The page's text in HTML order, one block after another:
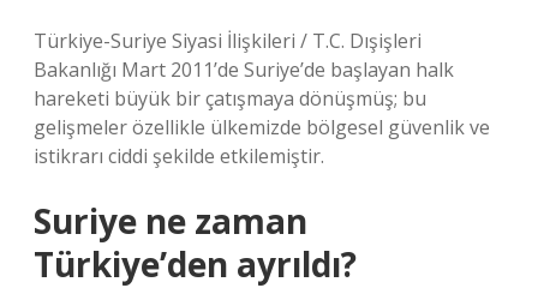
Türkiye-Suriye Siyasi İlişkileri / T.C. Dışişleri
Bakanlığı Mart 2011’de Suriye’de başlayan halk
hareketi büyük bir çatışmaya dönüşmüş; bu
gelişmeler özellikle ülkemizde bölgesel güvenlik ve
istikrarı ciddi şekilde etkilemiştir.
Suriye ne zaman
Türkiye’den ayrıldı?